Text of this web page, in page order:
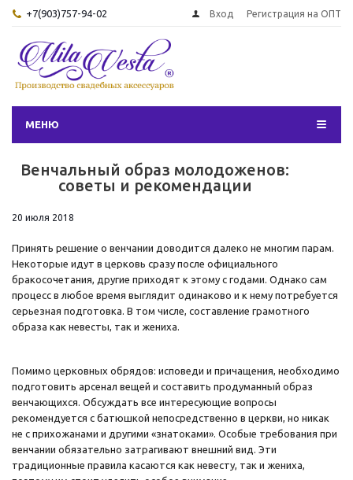
+7(903)757-94-02 Вход Регистрация на ОПТ
МЕНЮ
Венчальный образ молодоженов:
советы и рекомендации
20 июля 2018
Принять решение о венчании доводится далеко не многим парам.
Некоторые идут в церковь сразу после официального
бракосочетания, другие приходят к этому с годами. Однако сам
процесс в любое время выглядит одинаково и к нему потребуется
серьезная подготовка. В том числе, составление грамотного
образа как невесты, так и жениха.
Помимо церковных обрядов: исповеди и причащения, необходимо
подготовить арсенал вещей и составить продуманный образ
венчающихся. Обсуждать все интересующие вопросы
рекомендуется с батюшкой непосредственно в церкви, но никак
не с прихожанами и другими «знатоками». Особые требования при
венчании обязательно затрагивают внешний вид. Эти
традиционные правила касаются как невесту, так и жениха,